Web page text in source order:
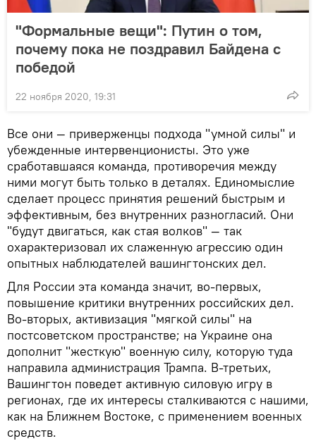
"Формальные вещи": Путин о том,
почему пока не поздравил Байдена с
победой
22 ноября 2020, 19:31
Все они — приверженцы подхода "умной силы" и
убежденные интервенционисты. Это уже
сработавшаяся команда, противоречия между
ними могут быть только в деталях. Единомыслие
сделает процесс принятия решений быстрым и
эффективным, без внутренних разногласий. Они
"будут двигаться, как стая волков" — так
охарактеризовал их слаженную агрессию один
опытных наблюдателей вашингтонских дел.
Для России эта команда значит, во-первых,
повышение критики внутренних российских дел.
Во-вторых, активизация "мягкой силы" на
постсоветском пространстве; на Украине она
дополнит "жесткую" военную силу, которую туда
направила администрация Трампа. В-третьих,
Вашингтон поведет активную силовую игру в
регионах, где их интересы сталкиваются с нашими,
как на Ближнем Востоке, с применением военных
средств.